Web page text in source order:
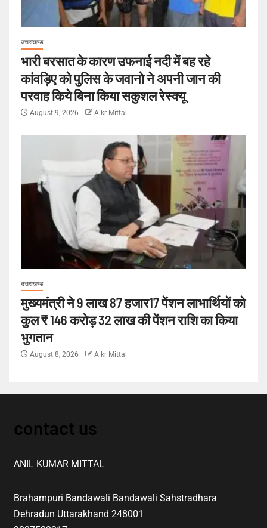
उत्तराखण्ड
भारी बरसात के कारण उफनाई नदी में बह रहे
कांवड़िए को पुलिस के जवानो ने अपनी जान की
परवाह किये बिना किया सकुशल रेस्क्यू
August 9, 2026 A kr Mittal
उत्तराखण्ड
मुख्यमंत्री ने 9 लाख 87 हजार17 पेंशन लाभार्थियों को
कुल ₹ 146 करोड़ 32 लाख की पेंशन राशि का किया
भुगतान
August 8, 2026 A kr Mittal
contact us
ANIL KUMAR MITTAL
Brahampuri Bandawali Bandawali Sahstradhara
Dehradun Uttarakhand 248001